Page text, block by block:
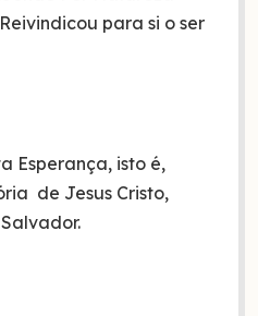
para si o ser
Esperança, isto é,
de Jesus Cristo,